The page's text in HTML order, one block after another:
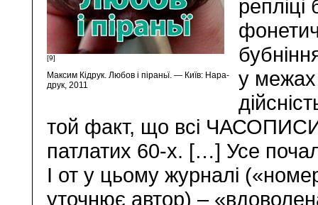
[9]
Максим Кідрук. Любов і піраньї. — Київ: Нара-
друк, 2011
у межах
той факт, що всі
патлатих 60-х. […] Усе
І от у цьому журналі
уточнює автор) –